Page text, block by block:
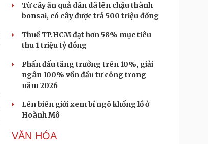
Từ cây ăn quả dân dã lên chậu thành
bonsai, có cây được trả 500 triệu đồng
Thuế TP.HCM đạt hơn 58% mục tiêu
thu 1 triệu tỷ đồng
Phấn đấu tăng trưởng trên 10%, giải
ngân 100% vốn đầu tư công trong
năm 2026
Lên biên giới xem bí ngô khổng lồ ở
Hoành Mô
VĂN HÓA